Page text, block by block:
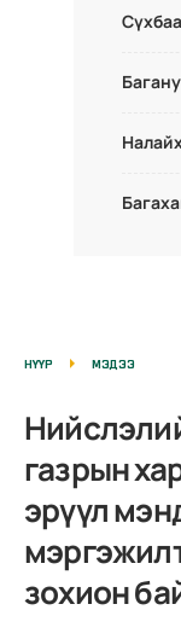
НҮҮР МЭДЭЭ
газрын
эрүүл
зохион